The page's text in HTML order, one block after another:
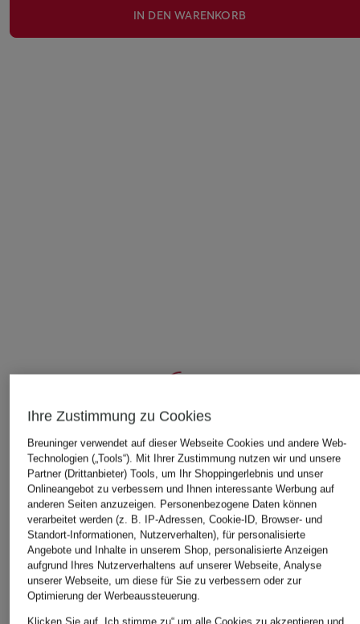
IN DEN WARENKORB
ÄHNLICHE ARTIKEL ENTDECKEN
Ihre Zustimmung zu Cookies
Breuninger verwendet auf dieser Webseite Cookies und andere Web-
Technologien („Tools“). Mit Ihrer Zustimmung nutzen wir und unsere
Partner (Drittanbieter) Tools, um Ihr Shoppingerlebnis und unser
Onlineangebot zu verbessern und Ihnen interessante Werbung auf
anderen Seiten anzuzeigen. Personenbezogene Daten können
verarbeitet werden (z. B. IP-Adressen, Cookie-ID, Browser- und
Standort-Informationen, Nutzerverhalten), für personalisierte
Angebote und Inhalte in unserem Shop, personalisierte Anzeigen
aufgrund Ihres Nutzerverhaltens auf unserer Webseite, Analyse
unserer Webseite, um diese für Sie zu verbessern oder zur
Optimierung der Werbeaussteuerung.
Klicken Sie auf „Ich stimme zu“ um alle Cookies zu akzeptieren und